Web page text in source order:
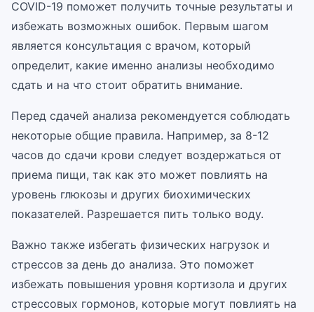
COVID-19 поможет получить точные результаты и
избежать возможных ошибок. Первым шагом
является консультация с врачом, который
определит, какие именно анализы необходимо
сдать и на что стоит обратить внимание.
Перед сдачей анализа рекомендуется соблюдать
некоторые общие правила. Например, за 8-12
часов до сдачи крови следует воздержаться от
приема пищи, так как это может повлиять на
уровень глюкозы и других биохимических
показателей. Разрешается пить только воду.
Важно также избегать физических нагрузок и
стрессов за день до анализа. Это поможет
избежать повышения уровня кортизола и других
стрессовых гормонов, которые могут повлиять на